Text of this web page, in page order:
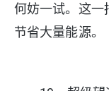
何妨一试。这一
节省大量能源。